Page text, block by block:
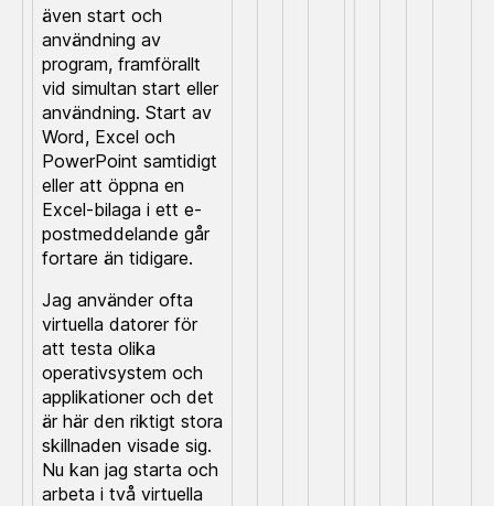
även start och
användning av
program, framförallt
vid simultan start eller
användning. Start av
Word, Excel och
PowerPoint samtidigt
eller att öppna en
Excel-bilaga i ett e-
postmeddelande går
fortare än tidigare.
Jag använder ofta
virtuella datorer för
att testa olika
operativsystem och
applikationer och det
är här den riktigt stora
skillnaden visade sig.
Nu kan jag starta och
arbeta i två virtuella